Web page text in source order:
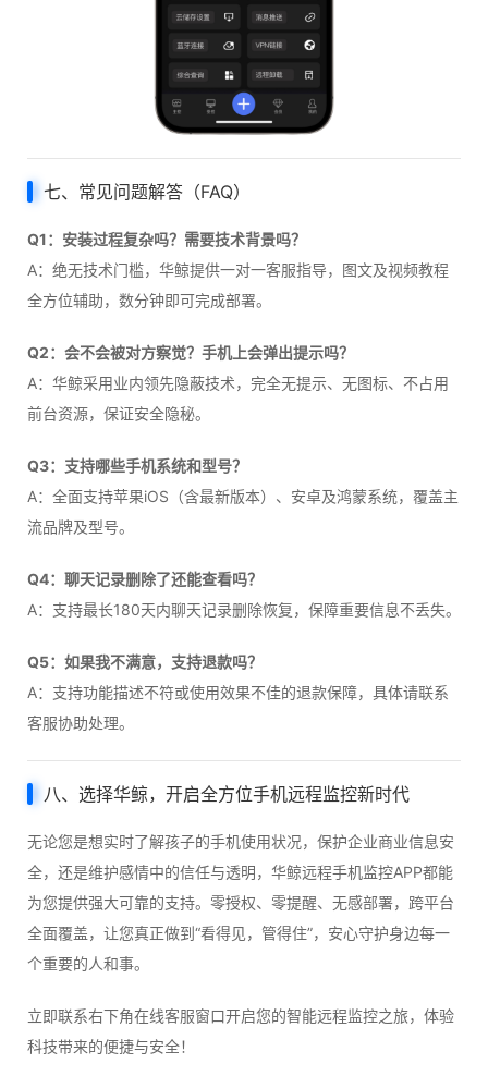
七、常见问题解答（FAQ）
Q1：安装过程复杂吗？需要技术背景吗？
A：绝无技术门槛，华鲸提供一对一客服指导，图文及视频教程
全方位辅助，数分钟即可完成部署。
Q2：会不会被对方察觉？手机上会弹出提示吗？
A：华鲸采用业内领先隐蔽技术，完全无提示、无图标、不占用
前台资源，保证安全隐秘。
Q3：支持哪些手机系统和型号？
A：全面支持苹果iOS（含最新版本）、安卓及鸿蒙系统，覆盖主
流品牌及型号。
Q4：聊天记录删除了还能查看吗？
A：支持最长180天内聊天记录删除恢复，保障重要信息不丢失。
Q5：如果我不满意，支持退款吗？
A：支持功能描述不符或使用效果不佳的退款保障，具体请联系
客服协助处理。
八、选择华鲸，开启全方位手机远程监控新时代
无论您是想实时了解孩子的手机使用状况，保护企业商业信息安
全，还是维护感情中的信任与透明，华鲸远程手机监控APP都能
为您提供强大可靠的支持。零授权、零提醒、无感部署，跨平台
全面覆盖，让您真正做到“看得见，管得住”，安心守护身边每一
个重要的人和事。
立即联系右下角在线客服窗口开启您的智能远程监控之旅，体验
科技带来的便捷与安全！